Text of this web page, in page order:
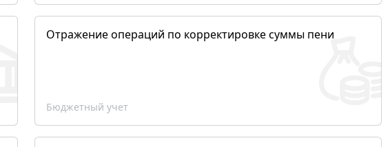
Отражение операций по корректировке суммы пени
Бюджетный учет